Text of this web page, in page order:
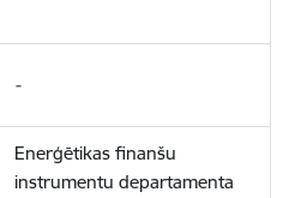
-
Enerģētikas finanšu
instrumentu departamenta